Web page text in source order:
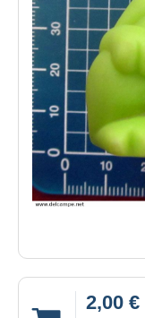
2,00 €